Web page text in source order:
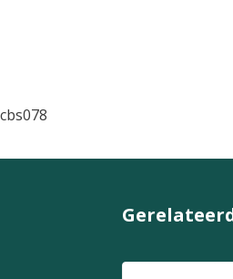
cbs078